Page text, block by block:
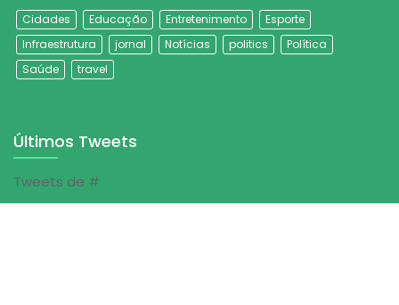
Cidades Educação Entretenimento
Esporte
Infraestrutura
jornal Notícias politics
Política
Saúde
travel
Últimos Tweets
Tweets de #